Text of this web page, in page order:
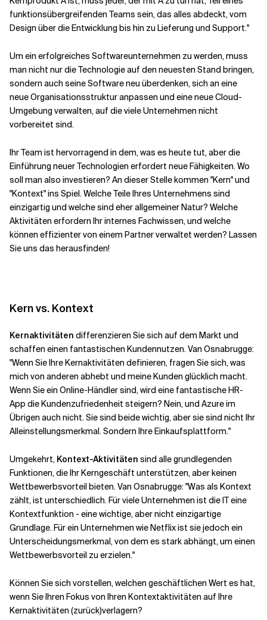
funktionsübergreifenden Teams sein, das alles abdeckt, vom
Design über die Entwicklung bis hin zu Lieferung und Support."
Um ein erfolgreiches Softwareunternehmen zu werden, muss
man nicht nur die Technologie auf den neuesten Stand bringen,
sondern auch seine Software neu überdenken, sich an eine
neue Organisationsstruktur anpassen und eine neue Cloud-
Umgebung verwalten, auf die viele Unternehmen nicht
vorbereitet sind.
Ihr Team ist hervorragend in dem, was es heute tut, aber die
Einführung neuer Technologien erfordert neue Fähigkeiten.Wo
soll man also investieren? An dieser Stelle kommen "Kern" und
"Kontext" ins Spiel. Welche Teile Ihres Unternehmens sind
einzigartig und welche sind eher allgemeiner Natur? Welche
Aktivitäten erfordern Ihr internes Fachwissen, und welche
können effizienter von einem Partner verwaltet werden? Lassen
Sie uns das herausfinden!
Kern vs. Kontext
Kernaktivitäten differenzieren Sie sich auf dem Markt und
schaffen einen fantastischen Kundennutzen. Van Osnabrugge:
"Wenn Sie Ihre Kernaktivitäten definieren, fragen Sie sich, was
mich von anderen abhebt und meine Kunden glücklich macht.
Wenn Sie ein Online-Händler sind, wird eine fantastische HR-
App die Kundenzufriedenheit steigern? Nein, und Azure im
Übrigen auch nicht. Sie sind beide wichtig, aber sie sind nicht Ihr
Alleinstellungsmerkmal. Sondern Ihre Einkaufsplattform."
Umgekehrt, Kontext-Aktivitäten sind alle grundlegenden
Funktionen, die Ihr Kerngeschäft unterstützen, aber keinen
Wettbewerbsvorteil bieten. Van Osnabrugge: "Was als Kontext
zählt, ist unterschiedlich. Für viele Unternehmen ist die IT eine
Kontextfunktion - eine wichtige, aber nicht einzigartige
Grundlage. Für ein Unternehmen wie Netflix ist sie jedoch ein
Unterscheidungsmerkmal, von dem es stark abhängt, um einen
Wettbewerbsvorteil zu erzielen."
Können Sie sich vorstellen, welchen geschäftlichen Wert es hat,
wenn Sie Ihren Fokus von Ihren Kontextaktivitäten auf Ihre
Kernaktivitäten (zurück)verlagern?